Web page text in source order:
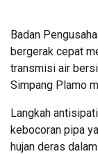
Badan
bergerak cepat
transmisi air
Simpang Plamo
Langkah
kebocoran pipa
hujan deras